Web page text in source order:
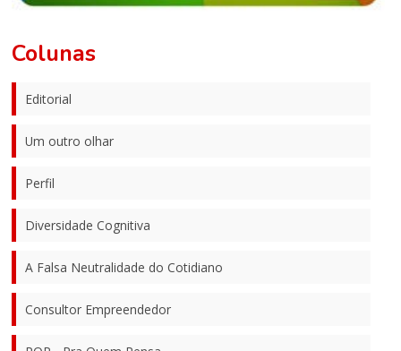
Colunas
Editorial
Um outro olhar
Perfil
Diversidade Cognitiva
A Falsa Neutralidade do Cotidiano
Consultor Empreendedor